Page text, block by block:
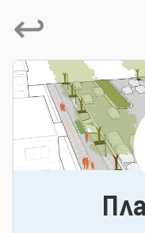
↩